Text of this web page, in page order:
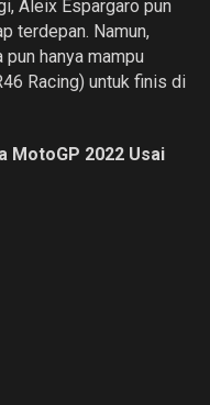
Aleix Espargaro pun
terdepan. Namun,
hanya mampu
Racing) untuk finis di
MotoGP 2022 Usai